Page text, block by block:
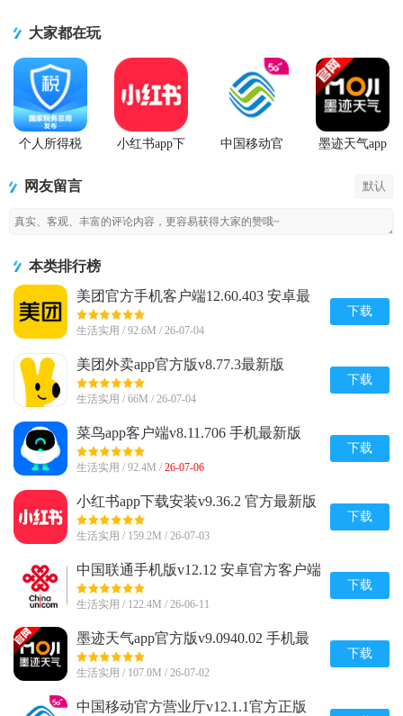
大家都在玩
个人所得税
小红书app下
中国移动官
墨迹天气app
网友留言 默认
本类排行榜
美团官方手机客户端12.60.403 安卓最
新版
生活实用 / 92.6M / 26-07-04
下载
美团外卖app官方版v8.77.3最新版
生活实用 / 66M / 26-07-04
下载
菜鸟app客户端v8.11.706 手机最新版
生活实用 / 92.4M / 26-07-06
下载
小红书app下载安装v9.36.2 官方最新版
生活实用 / 159.2M / 26-07-03
下载
中国联通手机版v12.12 安卓官方客户端
生活实用 / 122.4M / 26-06-11
下载
墨迹天气app官方版v9.0940.02 手机最
新版
生活实用 / 107.0M / 26-07-02
下载
中国移动官方营业厅v12.1.1官方正版